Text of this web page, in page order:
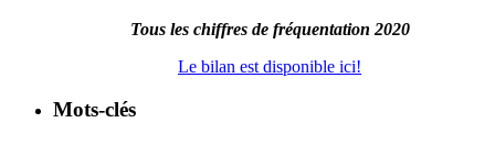
Tous les chiffres de fréquentation 2020
Le bilan est disponible ici!
Mots-clés